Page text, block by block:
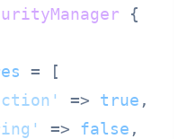
{
= [
=> true ,
=> false ,